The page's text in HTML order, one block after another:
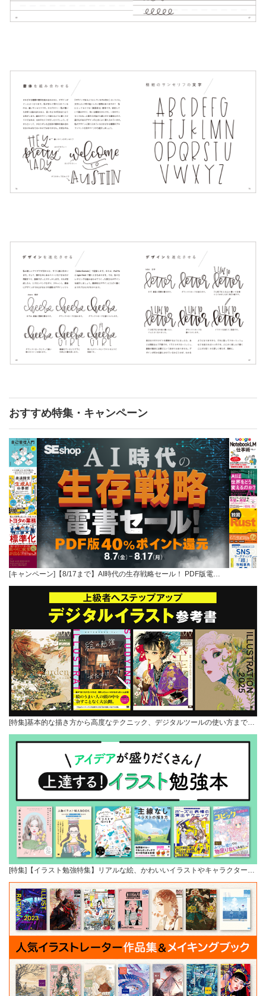
おすすめ特集・キャンペーン
[キャンペーン]【8/17まで】AI時代の生存戦略セール！ PDF版電…
[特集]基本的な描き方から高度なテクニック、デジタルツールの使い方まで…
[特集]【イラスト勉強特集】リアルな絵、かわいいイラストやキャラクター…